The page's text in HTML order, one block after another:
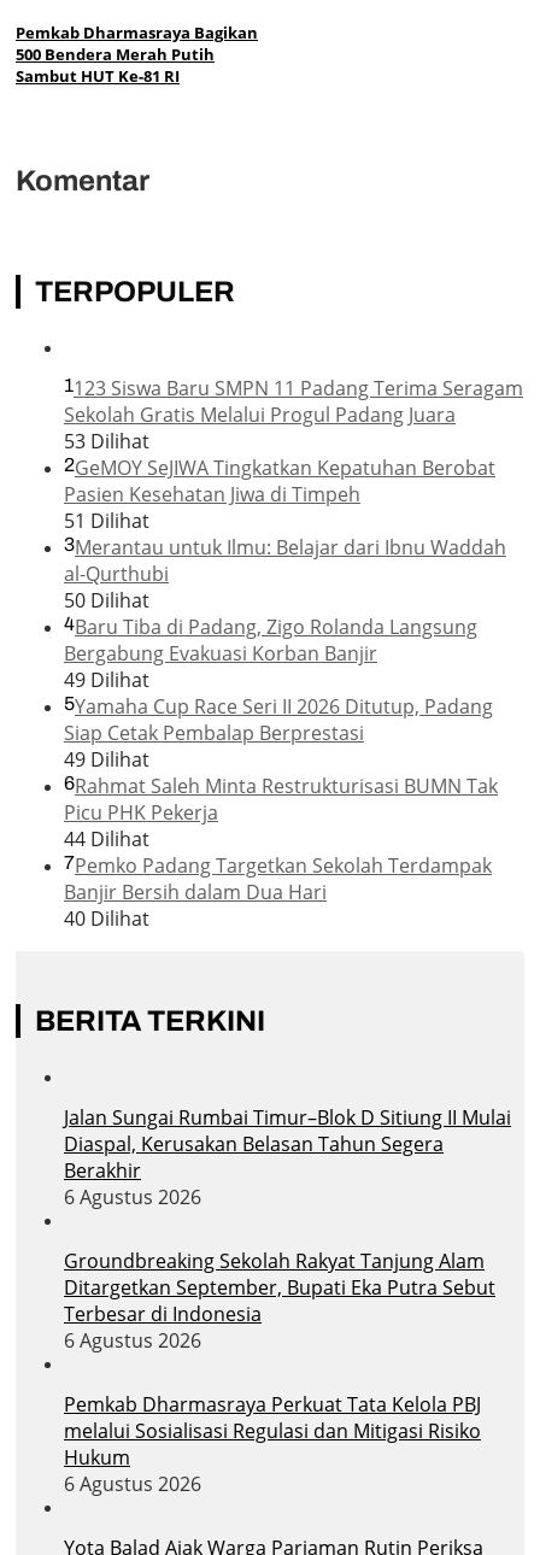
Pemkab Dharmasraya Bagikan
500 Bendera Merah Putih
Sambut HUT Ke-81 RI
Komentar
TERPOPULER
1123 Siswa Baru SMPN 11 Padang Terima Seragam
Sekolah Gratis Melalui Progul Padang Juara
53 Dilihat
2GeMOY SeJIWA Tingkatkan Kepatuhan Berobat
Pasien Kesehatan Jiwa di Timpeh
51 Dilihat
3Merantau untuk Ilmu: Belajar dari Ibnu Waddah
al-Qurthubi
50 Dilihat
4Baru Tiba di Padang, Zigo Rolanda Langsung
Bergabung Evakuasi Korban Banjir
49 Dilihat
5Yamaha Cup Race Seri II 2026 Ditutup, Padang
Siap Cetak Pembalap Berprestasi
49 Dilihat
6Rahmat Saleh Minta Restrukturisasi BUMN Tak
Picu PHK Pekerja
44 Dilihat
7Pemko Padang Targetkan Sekolah Terdampak
Banjir Bersih dalam Dua Hari
40 Dilihat
BERITA TERKINI
Jalan Sungai Rumbai Timur–Blok D Sitiung II Mulai
Diaspal, Kerusakan Belasan Tahun Segera
Berakhir
6 Agustus 2026
Groundbreaking Sekolah Rakyat Tanjung Alam
Ditargetkan September, Bupati Eka Putra Sebut
Terbesar di Indonesia
6 Agustus 2026
Pemkab Dharmasraya Perkuat Tata Kelola PBJ
melalui Sosialisasi Regulasi dan Mitigasi Risiko
Hukum
6 Agustus 2026
Yota Balad Ajak Warga Pariaman Rutin Periksa